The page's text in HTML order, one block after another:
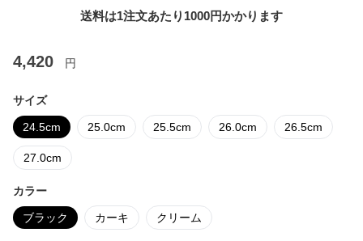
送料は1注文あたり 1000円かかります
4,420 円
サイズ
24.5cm 25.0cm 25.5cm 26.0cm 26.5cm
27.0cm
カラー
ブラック カーキ クリーム